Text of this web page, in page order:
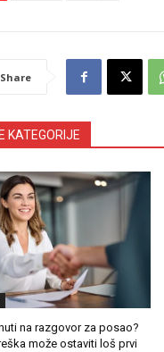
Share
KATEGORIJE
na razgovor za posao?
može ostaviti loš prvi